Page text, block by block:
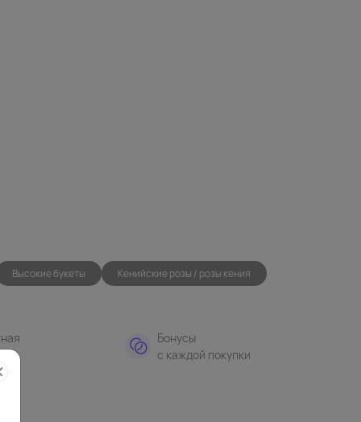
Высокие букеты Кенийские розы / розы кения
Бонусы
с каждой покупки